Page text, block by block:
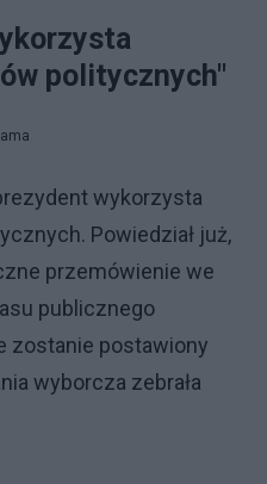
politycznych"
wykorzysta
Powiedział już,
przemówienie we
publicznego
zostanie postawiony
wyborcza zebrała